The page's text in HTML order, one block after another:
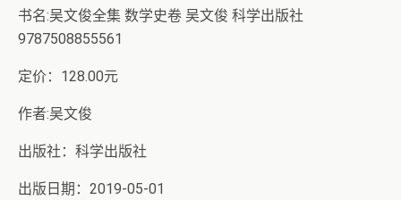
书名:吴文俊全集 数学史卷 吴文俊 科学出版社
9787508855561
定价：128.00元
作者:吴文俊
出版社：科学出版社
出版日期：2019-05-01